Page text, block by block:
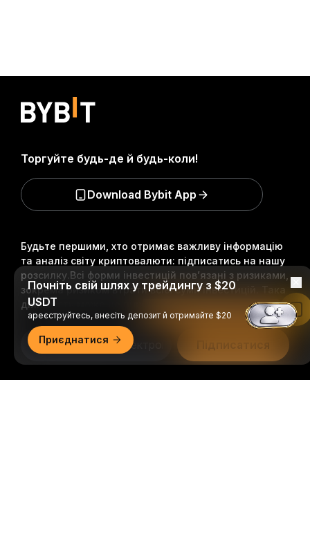
Будьте першими, хто отримає важливу інформацію
та аналіз світу криптовалюти: підписатись на нашу
розсилку.Всі форми інвестицій пов’язані з ризиками,
зокрема ризиком втрати всієї суми інвестицій. Така
діяльність може не підходити всім.
Торгуйте будь-де й будь-коли!
Download Bybit App
Почніть свій шлях у трейдингу з $20
USDT
ареєструйтесь, внесіть депозит й отримайте $20
Приєднатися
Читати в застосунку Bybit